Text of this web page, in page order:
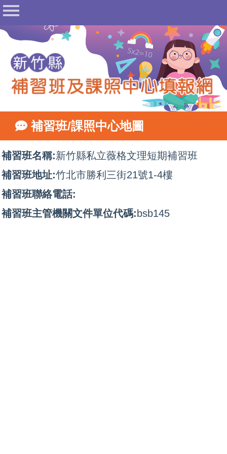
首頁
常見問答
相關法規
表單下載
地圖查詢
相關網站
網站管理
填報登入
補習班/課照中心地圖
補習班名稱:新竹縣私立薇格文理短期補習班
補習班地址:竹北市勝利三街21號1-4樓
補習班聯絡電話:
補習班主管機關文件單位代碼: bsb145